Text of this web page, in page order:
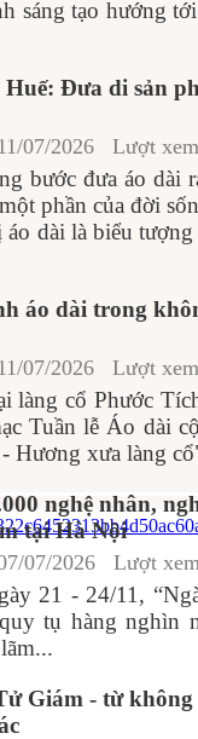
sáng tạo hướng
Huế: Đưa di sản
07/2026 Lượt
bước đưa áo dài
phần của đời
dài là biểu
áo dài trong
07/2026 Lượt
làng cổ Phước
Tuần lễ Áo dài
Hương xưa làng
nghệ nhân,
tại Hà Nội
07/2026 Lượt
21 - 24/11,
tụ hàng nghìn
Giám - từ